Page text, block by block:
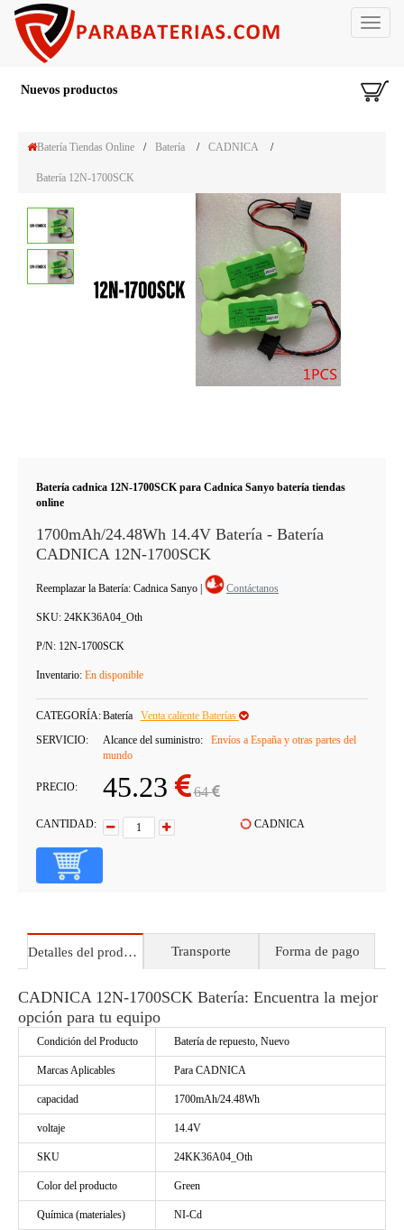
Toggle
Nuevos productos
Batería Tiendas Online / Batería / CADNICA /
Batería 12N-1700SCK
Batería cadnica 12N-1700SCK para Cadnica Sanyo batería tiendas
online
1700mAh/24.48Wh 14.4V Batería - Batería
CADNICA 12N-1700SCK
Reemplazar la Batería: Cadnica Sanyo Contáctanos
SKU: 24KK36A04_Oth
P/N: 12N-1700SCK
Inventario: En disponible
CATEGORÍA:Batería
Venta caliente Baterías
SERVICIO:
Alcance del suministro:
Envíos a España y otras partes del
mundo
PRECIO: 45.23 64
CANTIDAD: CADNICA
Detalles del producto Transporte Forma de pago
CADNICA 12N-1700SCK Batería: Encuentra la mejor
opción para tu equipo
Condición del Producto Batería de repuesto, Nuevo
Marcas Aplicables Para CADNICA
capacidad 1700mAh/24.48Wh
voltaje 14.4V
SKU 24KK36A04_Oth
Color del producto Green
Química (materiales) NI-Cd